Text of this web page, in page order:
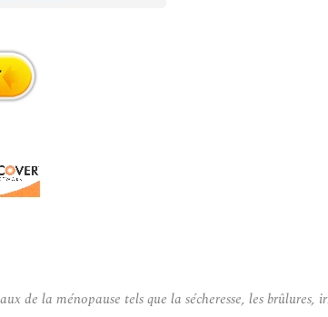
de la ménopause tels que la sécheresse, les brûlures,